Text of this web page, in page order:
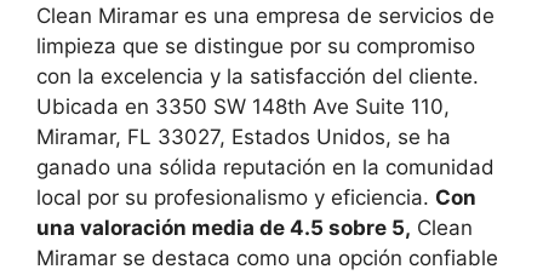
Clean Miramar es una empresa de servicios de
limpieza que se distingue por su compromiso
con la excelencia y la satisfacción del cliente.
Ubicada en 3350 SW 148th Ave Suite 110,
Miramar, FL 33027, Estados Unidos, se ha
ganado una sólida reputación en la comunidad
local por su profesionalismo y eficiencia. Con
una valoración media de 4.5 sobre 5, Clean
Miramar se destaca como una opción confiable